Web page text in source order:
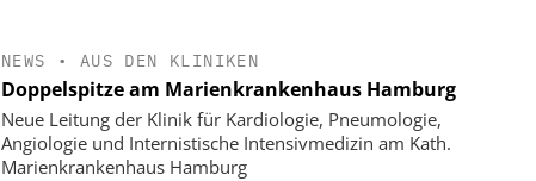
NEWS • AUS DEN KLINIKEN
Doppelspitze am Marienkrankenhaus Hamburg
Neue Leitung der Klinik für Kardiologie, Pneumologie,
Angiologie und Internistische Intensivmedizin am Kath.
Marienkrankenhaus Hamburg